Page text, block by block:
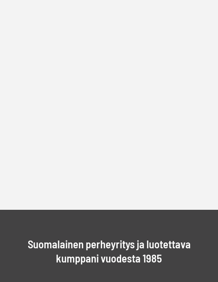
Suomalainen perheyritys ja luotettava
kumppani vuodesta 1985